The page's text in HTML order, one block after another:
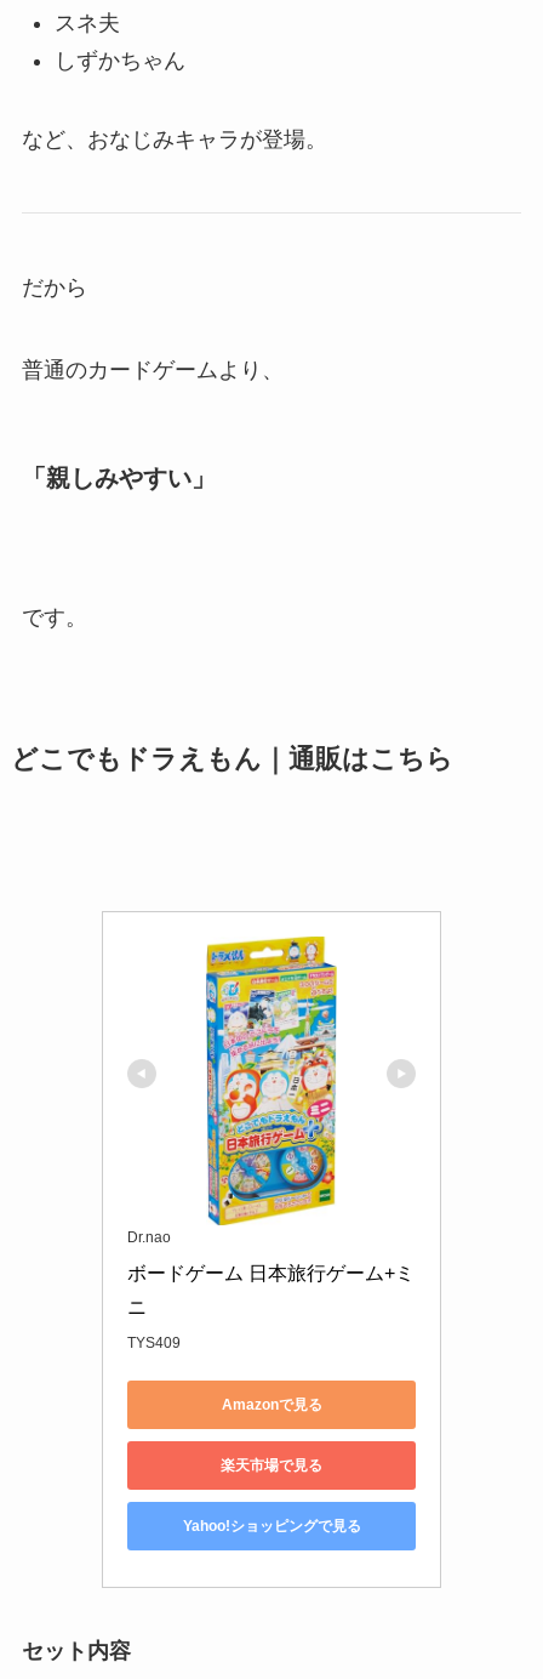
スネ夫
しずかちゃん
など、おなじみキャラが登場。
だから
普通のカードゲームより、
「親しみやすい」
です。
どこでもドラえもん｜通販はこちら
Dr.nao
ボードゲーム 日本旅行ゲーム+ミ
ニ
TYS409
Amazonで見る
楽天市場で見る
Yahoo!ショッピングで見る
セット内容